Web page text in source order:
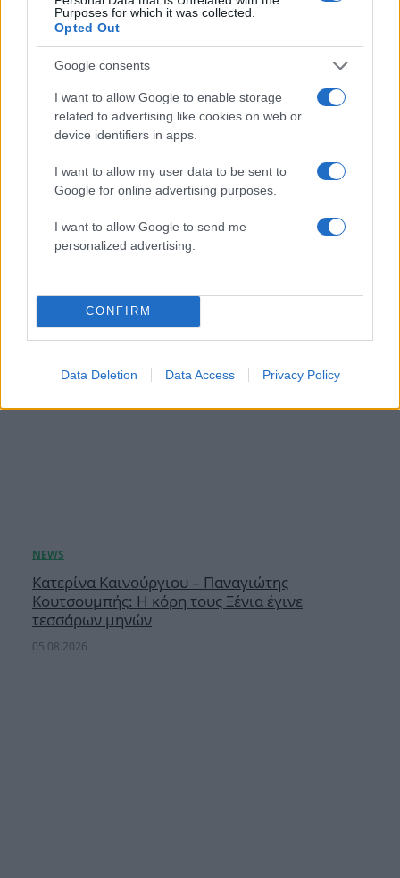
Purposes for which it was collected.
Opted Out
Google consents
I want to allow Google to enable storage
related to advertising like cookies on web or
device identifiers in apps.
I want to allow my user data to be sent to
Google for online advertising purposes.
I want to allow Google to send me
personalized advertising.
CONFIRM
Data Deletion Data Access Privacy Policy
Γενέθλια για την Μέγκαν Μαρκλ: Οι τρυφερές
και η σιωπή από το Παλάτι
05.08.2026
Κατερίνα Καινούργιου – Παναγιώτης
Κουτσουμπής: Η κόρη τους Ξένια έγινε
τεσσάρων μηνών
05.08.2026